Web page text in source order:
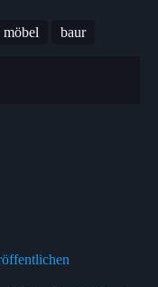
möbel baur